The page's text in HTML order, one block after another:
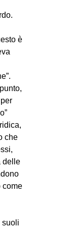
è
che
delle
come
suoli